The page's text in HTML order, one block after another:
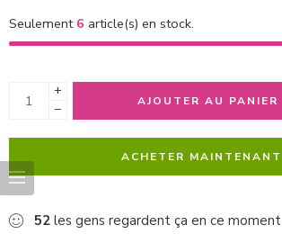
Seulement 6 article(s) en stock.
+
−
AJOUTER AU PANIER
ACHETER MAINTENANT
52 les gens regardent ça en ce moment